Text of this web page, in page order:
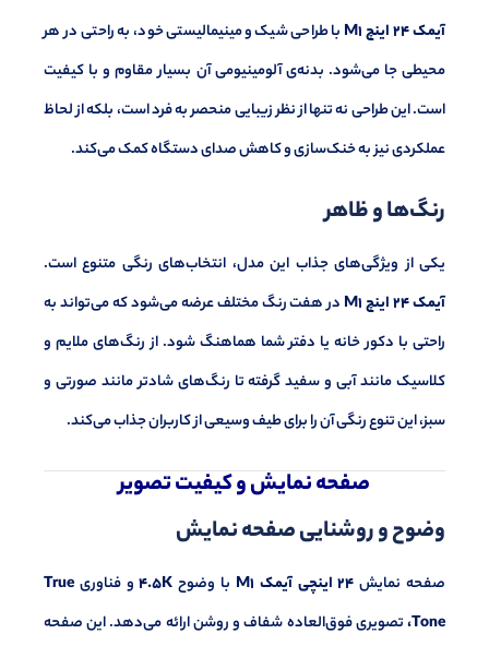
آیمک 24 اینچ M1
با طراحی شیک و مینیمالیستی خود، به راحتی در هر
محیطی جا می‌شود. بدنه‌ی آلومینیومی آن بسیار مقاوم و با کیفیت
است. این طراحی نه تنها از نظر زیبایی منحصر به فرد است، بلکه از لحاظ
عملکردی نیز به خنک‌سازی و کاهش صدای دستگاه کمک می‌کند.
رنگ‌ها و ظاهر
یکی از ویژگی‌های جذاب این مدل، انتخاب‌های رنگی متنوع است.
آیمک 24 اینچ M1
در هفت رنگ مختلف عرضه می‌شود که می‌تواند به
راحتی با دکور خانه یا دفتر شما هماهنگ شود. از رنگ‌های ملایم و
کلاسیک مانند آبی و سفید گرفته تا رنگ‌های شادتر مانند صورتی و
سبز، این تنوع رنگی آن را برای طیف وسیعی از کاربران جذاب می‌کند.
صفحه نمایش و کیفیت تصویر
وضوح و روشنایی صفحه نمایش
صفحه نمایش 24 اینچی آیمک M1 با وضوح 4.5Kو فناوری True
Tone، تصویری فوق‌العاده شفاف و روشن ارائه می‌دهد. این صفحه
گفتگو با غرفه‌دار
در حال اتصال...